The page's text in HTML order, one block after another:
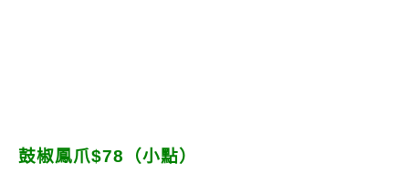
鼓椒鳳爪$78（小點）